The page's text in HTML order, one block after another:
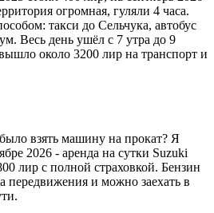
огромная, гуляли 4 часа.
такси до Сельчука, автобус
Весь день ушёл с 7 утра до 9
около 3200 лир на транспорт и
взять машину на прокат? Я
2026 - аренда на сутки Suzuki
лир с полной страховкой. Бензин
передвижения и можно заехать в